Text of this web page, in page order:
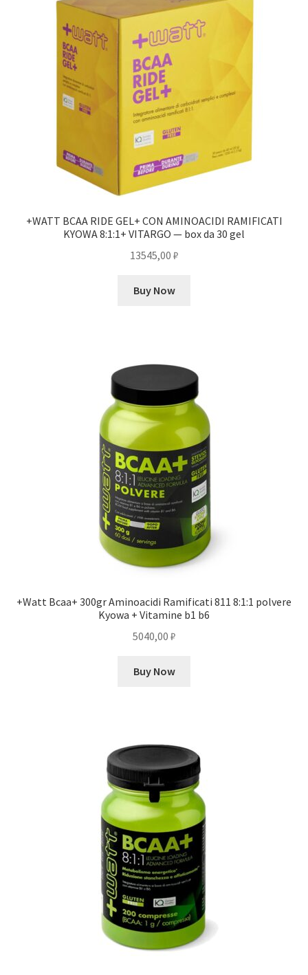
+WATT BCAA RIDE GEL+ CON AMINOACIDI RAMIFICATI
KYOWA 8:1:1+ VITARGO — box da 30 gel
13545,00 ₽
Buy Now
+Watt Bcaa+ 300gr Aminoacidi Ramificati 811 8:1:1 polvere
Kyowa + Vitamine b1 b6
5040,00 ₽
Buy Now